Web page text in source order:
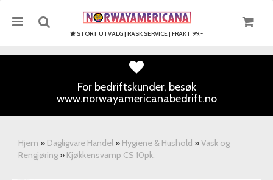
STORT UTVALG | RASK SERVICE | FRAKT 99,-
For bedriftskunder, besøk
www.norwayamericanabedrift.no
Hjem » Dagligvare Handel » Hygiene & Hushold »Vask og
Rengjøring » Kjøkkensvamp CS 10pk.